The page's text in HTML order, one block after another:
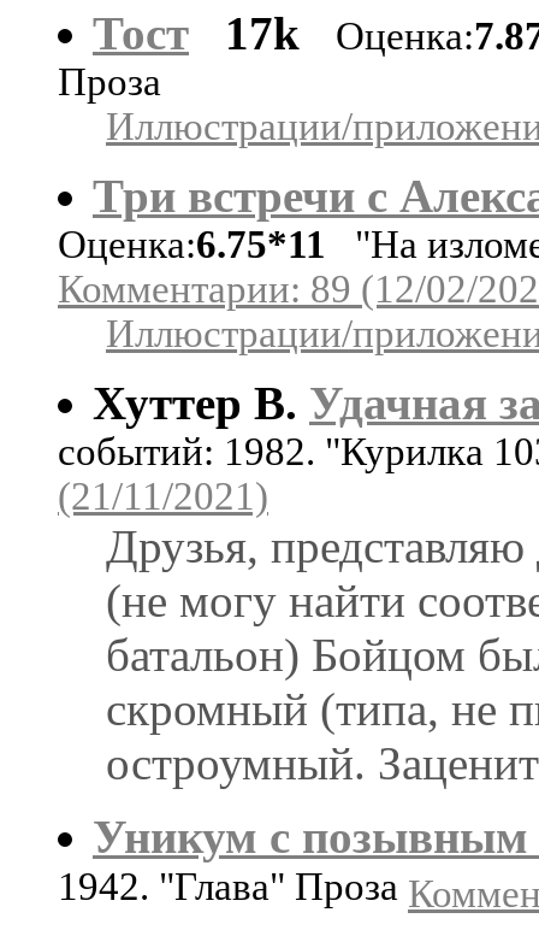
Тост 17k Оценка:
Проза
Иллюстрации/
Три встречи с
Оценка:6.75*11 "На
Комментарии: 89 (12/02/
Иллюстрации/
Хуттер В. Удачная
событий: 1982. "Курилка
(21/11/2021)
Друзья,
(не могу найти
батальон) Бойцом
скромный (типа, не
остроумный.
Уникум с
1942. "Глава" Проза